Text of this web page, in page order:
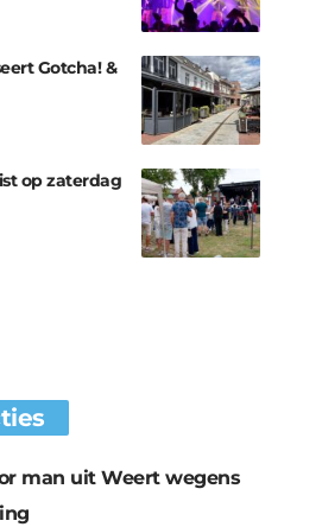
Gotcha! &
op zaterdag
man uit Weert wegens